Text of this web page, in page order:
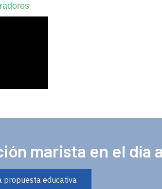
marista en el día
propuesta educativa